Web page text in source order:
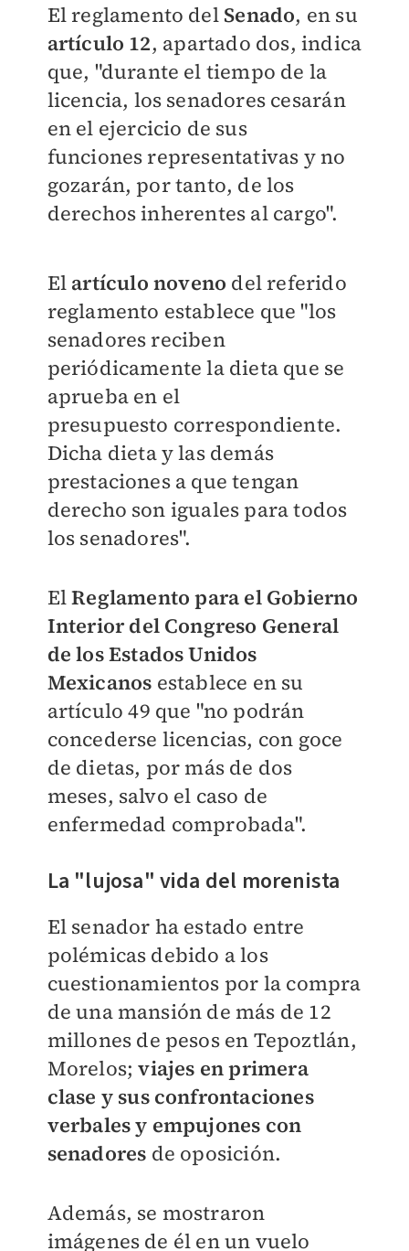
El reglamento del Senado, en su
artículo 12, apartado dos, indica
que, "durante el tiempo de la
licencia, los senadores cesarán
en el ejercicio de sus
funciones representativas y no
gozarán, por tanto, de los
derechos inherentes al cargo".
El artículo noveno del referido
reglamento establece que "los
senadores reciben
periódicamente la dieta que se
aprueba en el
presupuesto correspondiente.
Dicha dieta y las demás
prestaciones a que tengan
derecho son iguales para todos
los senadores".
ElReglamento para el Gobierno
Interior del Congreso General
de los Estados Unidos
Mexicanos establece en su
artículo 49 que "no podrán
concederse licencias, con goce
de dietas, por más de dos
meses, salvo el caso de
enfermedad comprobada".
La "lujosa" vida del morenista
El senador ha estado entre
polémicas debido a los
cuestionamientos por la compra
de una mansión de más de 12
millones de pesos en Tepoztlán,
Morelos;viajes en primera
clase y sus confrontaciones
verbales y empujones con
senadores de oposición.
Además, se mostraron
imágenes de él en un vuelo